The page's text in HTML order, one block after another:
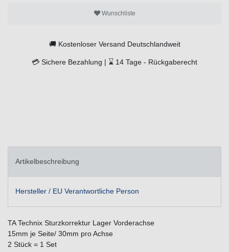
Wunschliste
🚚 Kostenloser Versand Deutschlandweit
💳 Sichere Bezahlung | ⌛ 14 Tage - Rückgaberecht
Artikelbeschreibung
Hersteller / EU Verantwortliche Person
TA Technix Sturzkorrektur Lager Vorderachse
15mm je Seite/ 30mm pro Achse
2 Stück = 1 Set